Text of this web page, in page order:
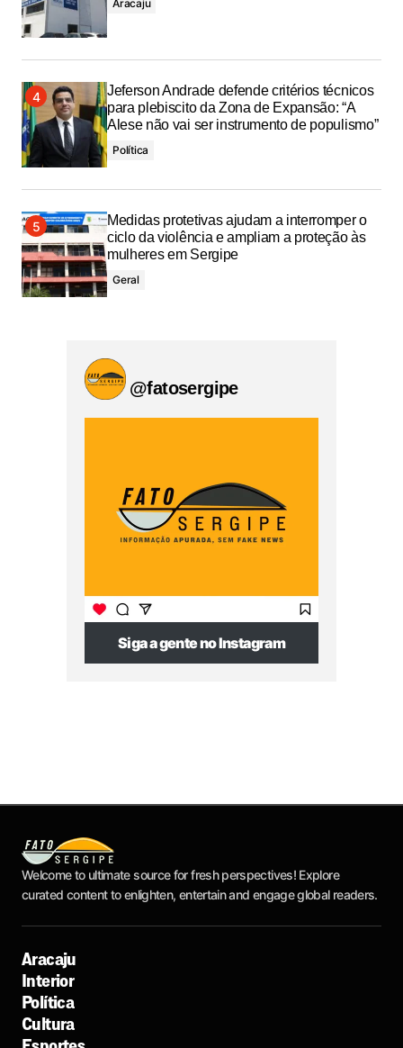
Aracaju
Jeferson Andrade defende critérios técnicos
para plebiscito da Zona de Expansão: “A
Alese não vai ser instrumento de populismo”
Política
Medidas protetivas ajudam a interromper o
ciclo da violência e ampliam a proteção às
mulheres em Sergipe
Geral
@fatosergipe
Siga a gente no Instagram
Welcome to ultimate source for fresh perspectives! Explore
curated content to enlighten, entertain and engage global readers.
Aracaju
Interior
Política
Cultura